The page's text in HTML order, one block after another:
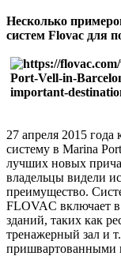
Несколько
систем Flovac для
27 апреля 2015
систему в Marina
лучших новых
владельцы видели
преимущество.
FLOVAC включает в
зданий, таких как
тренажерный зал и
пришвартованными